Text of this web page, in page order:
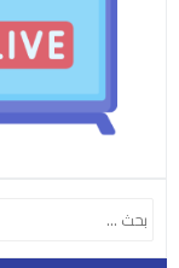
الأكثر مشاهدة